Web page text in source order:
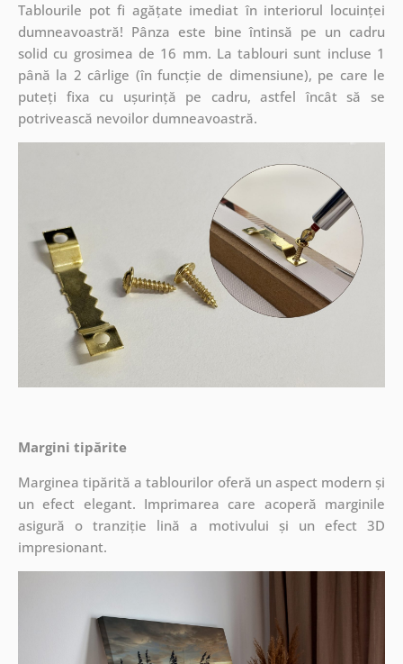
Tablourile pot fi agățate imediat în interiorul locuinței
dumneavoastră! Pânza este bine întinsă pe un cadru
solid cu grosimea de 16 mm. La tablouri sunt incluse 1
până la 2 cârlige (în funcție de dimensiune), pe care le
puteți fixa cu ușurință pe cadru, astfel încât să se
potrivească nevoilor dumneavoastră.
Margini tipărite
Marginea tipărită a tablourilor oferă un aspect modern și
un efect elegant. Imprimarea care acoperă marginile
asigură o tranziție lină a motivului și un efect 3D
impresionant.